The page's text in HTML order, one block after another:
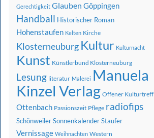
Gerechtigkeit Glauben Göppingen
Handball Historischer Roman
Hohenstaufen Kelten Kirche
Klosterneuburg Kultur Kulturnacht
Kunst Künstlerbund Klosterneuburg
Lesung literatur Malerei Manuela
Kinzel Verlag Offener Kulturtreff
Ottenbach Passionszeit Pflege radiofips
SchönweilerSonnenkalenderStaufer
Vernissage Weihnachten Western